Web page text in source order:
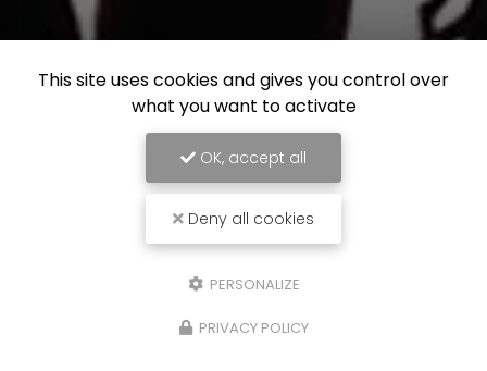
This site uses cookies and gives you control over
what you want to activate
OK, accept all
Deny all cookies
PERSONALIZE
PRIVACY POLICY